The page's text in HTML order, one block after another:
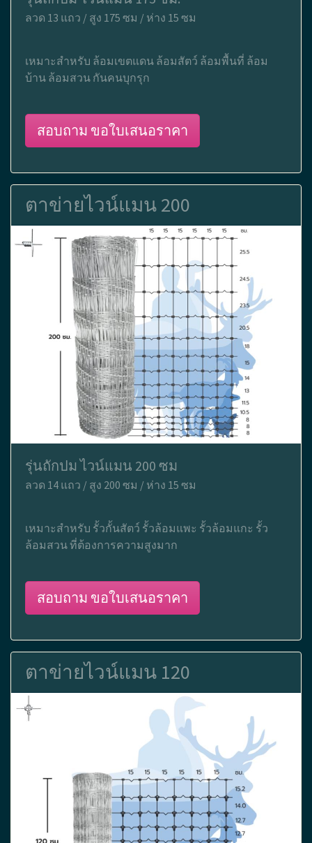
ลวด 13 แถว / สูง 175 ซม / ห่าง 15 ซม
เหมาะสำหรับ ล้อมเขตแดน ล้อมสัตว์ ล้อมพื้นที่ ล้อม
บ้าน ล้อมสวน กันคนบุกรุก
สอบถาม ขอใบเสนอราคา
ตาข่ายไวน์แมน 200
รุ่นถักปม ไวน์แมน 200 ซม
ลวด 14 แถว / สูง 200 ซม / ห่าง 15 ซม
เหมาะสำหรับ รั้วกั้นสัตว์ รั้วล้อมแพะ รั้วล้อมแกะ รั้ว
ล้อมสวน ที่ต้องการความสูงมาก
สอบถาม ขอใบเสนอราคา
ตาข่ายไวน์แมน 120